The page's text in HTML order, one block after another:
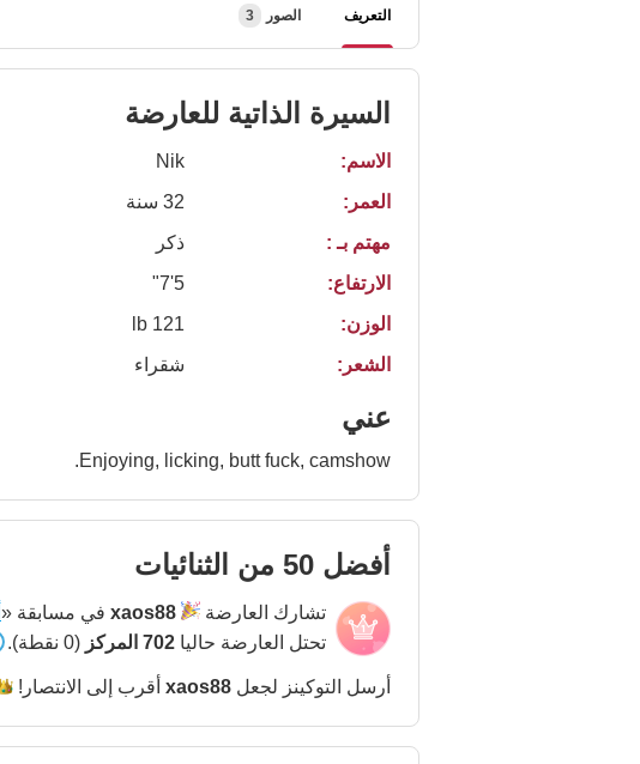
التعريف الصور 3
السيرة الذاتية للعارضة
الاسم:
Nik
العمر:
32 سنة
مهتم بـ :
ذكر
الارتفاع:
5'7"
الوزن:
121 lb
الشعر:
شقراء
عني
Enjoying, licking, butt fuck, camshow.
أفضل 50 من الثنائيات
تشارك العارضة xaos88 في مسابقة «
تحتل العارضة حاليا 702 المركز (0 نقطة).
أرسل التوكينز لجعل xaos88 أقرب إلى الانتصار!